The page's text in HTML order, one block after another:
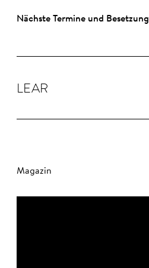
Nächste Termine und Besetzung
LEAR
Magazin